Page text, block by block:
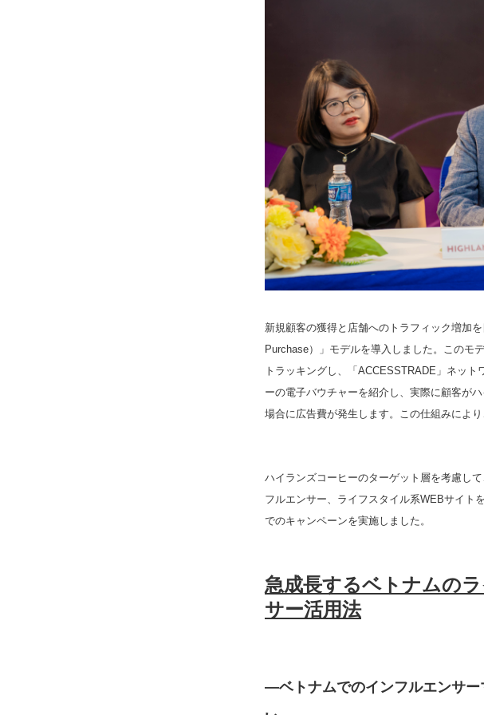
新規顧客の獲得と店舗へのトラフィック増加
Purchase）」モデルを導入しました。このモ
トラッキングし、「ACCESSTRADE」ネッ
ーの電子バウチャーを紹介し、実際に顧客が
場合に広告費が発生します。この仕組みによ
ハイランズコーヒーのターゲット層を考慮し
フルエンサー、ライフスタイル系WEBサイト
でのキャンペーンを実施しました。
急成長するベトナムの
サー活用法
―ベトナムでのインフルエンサー